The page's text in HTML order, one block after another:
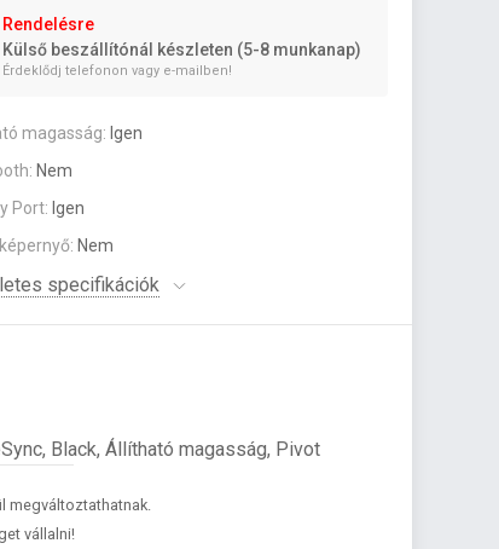
Rendelésre
Külső beszállítónál készleten (5-8 munkanap)
Érdeklődj telefonon vagy e-mailben!
magasság: Igen
Nem
Port: Igen
Nem
specifikációk
Black, Állítható magasság, Pivot
megváltoztathatnak.
vállalni!